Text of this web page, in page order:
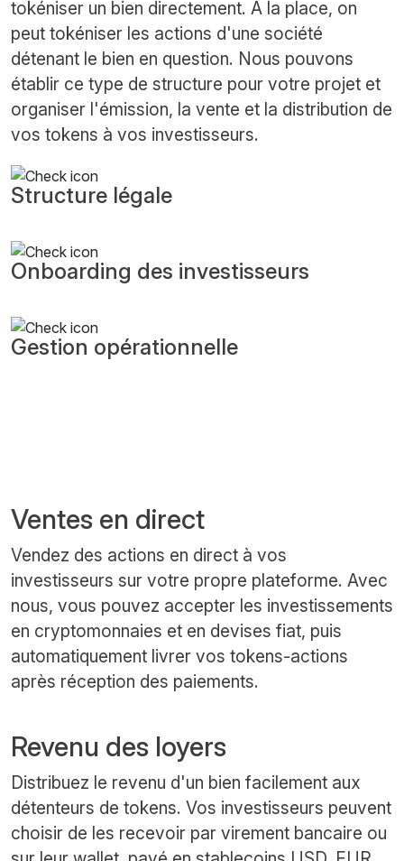
tokéniser un bien directement. À la place, on
peut tokéniser les actions d'une société
détenant le bien en question. Nous pouvons
établir ce type de structure pour votre projet et
organiser l'émission, la vente et la distribution de
vos tokens à vos investisseurs.
Structure légale
Onboarding des investisseurs
Gestion opérationnelle
Ventes en direct
Vendez des actions en direct à vos
investisseurs sur votre propre plateforme. Avec
nous, vous pouvez accepter les investissements
en cryptomonnaies et en devises fiat, puis
automatiquement livrer vos tokens-actions
après réception des paiements.
Revenu des loyers
Distribuez le revenu d'un bien facilement aux
détenteurs de tokens. Vos investisseurs peuvent
choisir de les recevoir par virement bancaire ou